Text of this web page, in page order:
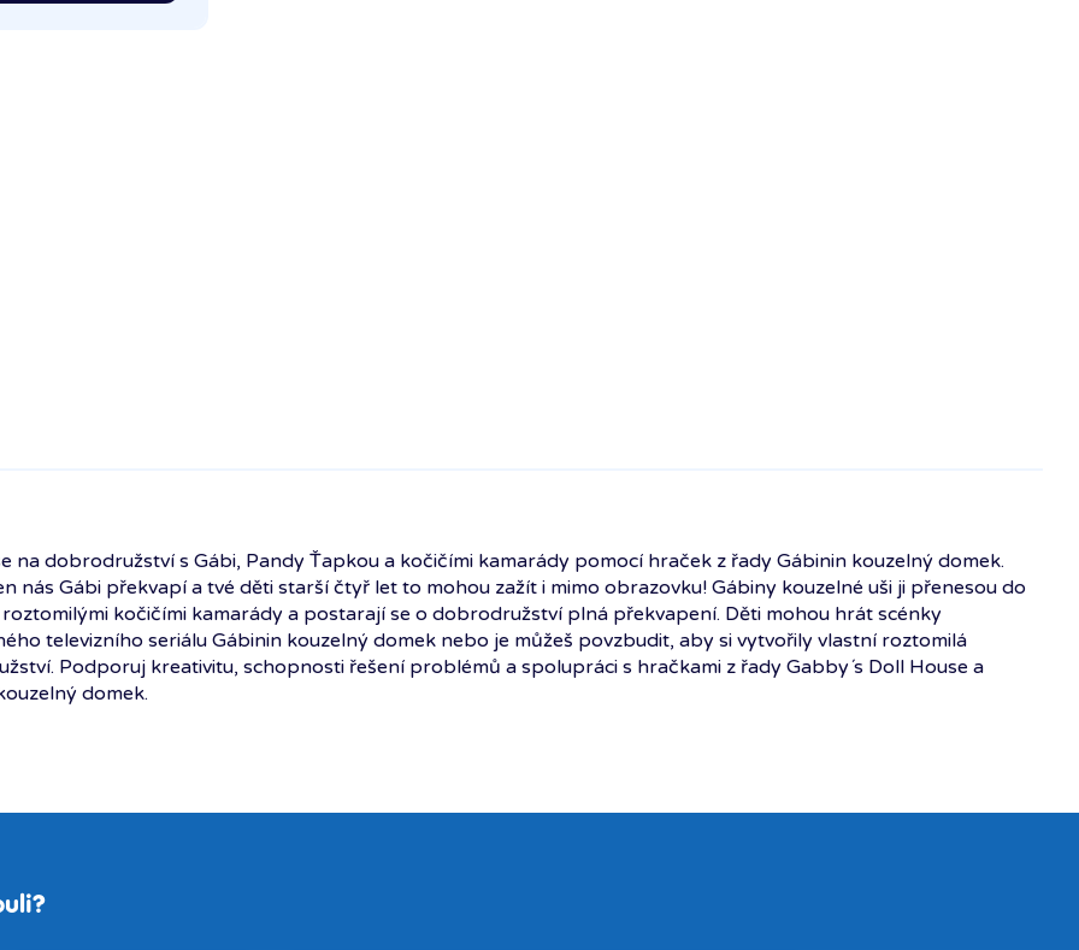
na dobrodružství s Gábi, Pandy Ťapkou a kočičími kamarády pomocí hraček z řady Gábinin kouzelný domek.
nás Gábi překvapí a tvé děti starší čtyř let to mohou zažít i mimo obrazovku! Gábiny kouzelné uši ji přenesou do
kočičími kamarády a postarají se o dobrodružství plná překvapení. Děti mohou hrát scénky
televizního seriálu Gábinin kouzelný domek nebo je můžeš povzbudit, aby si vytvořily vlastní roztomilá
Podporuj kreativitu, schopnosti řešení problémů a spolupráci s hračkami z řady Gabby´s Doll House a
domek.